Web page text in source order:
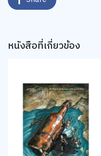
หนังสือที่เกี่ยวข้อง